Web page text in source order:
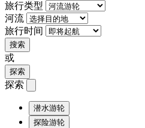
旅行类型
河流
旅行时间
搜索
或
探索
探索
潜水游轮
探险游轮